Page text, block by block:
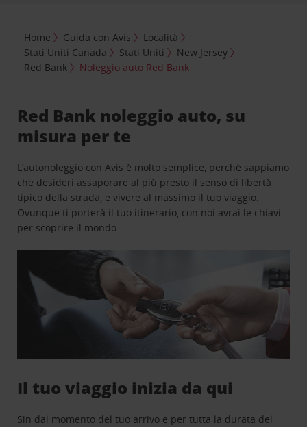
Home Guida con Avis
Località
Stati Uniti Canada
Stati Uniti
New Jersey
Red Bank
Noleggio auto Red Bank
Red Bank noleggio auto, su
misura per te
L’autonoleggio con Avis è molto semplice, perchè sappiamo
che desideri assaporare al più presto il senso di libertà
tipico della strada, e vivere al massimo il tuo viaggio.
Ovunque ti porterà il tuo itinerario, con noi avrai le chiavi
per scoprire il mondo.
Il tuo viaggio inizia da qui
Sin dal momento del tuo arrivo e per tutta la durata del